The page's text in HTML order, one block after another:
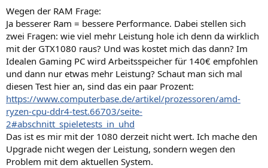
Wegen der RAM Frage:
Ja besserer Ram = bessere Performance. Dabei stellen sich
zwei Fragen: wie viel mehr Leistung hole ich denn da wirklich
mit der GTX1080 raus? Und was kostet mich das dann? Im
Idealen Gaming PC wird Arbeitsspeicher für 140€ empfohlen
und dann nur etwas mehr Leistung? Schaut man sich mal
diesen Test hier an, sind das ein paar Prozent:
https://www.computerbase.de/artikel/prozessoren/amd-
ryzen-cpu-ddr4-test.66703/seite-
2#abschnitt_spieletests_in_uhd
Das ist es mir mit der 1080 derzeit nicht wert. Ich mache den
Upgrade nicht wegen der Leistung, sondern wegen den
Problem mit dem aktuellen System.